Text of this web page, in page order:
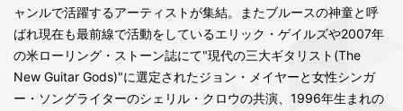
ャンルで活躍するアーティストが集結。またブルースの神童と呼
ばれ現在も最前線で活動をしているエリック・ゲイルズや2007年
の米ローリング・ストーン誌にて"現代の三大ギタリスト(The
New Guitar Gods)"に選定されたジョン・メイヤーと女性シンガ
ー・ソングライターのシェリル・クロウの共演、1996年生まれの